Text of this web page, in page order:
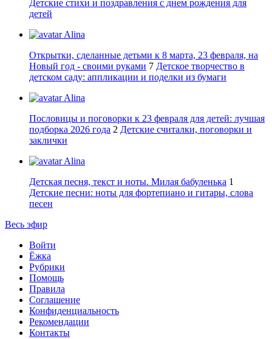
Детские стихи и поздравления с днем рождения для
детей
Alina
Открытки, сделанные детьми к 8 марта, 23 февраля, на
Новый год - своими руками 7 Детское творчество в
детском саду: аппликации и поделки из бумаги
Alina
Пословицы и поговорки к 23 февраля для детей: лучшая
подборка 2026 года 2 Детские считалки, поговорки и
заклички
Alina
Детская песня, текст и ноты. Милая бабуленька 1
Детские песни: ноты для фортепиано и гитары, слова
песен
Весь эфир
Войти
Ёжка
Рубрики
Помощь
Правила
Соглашение
Конфиденциальность
Рекомендации
Контакты